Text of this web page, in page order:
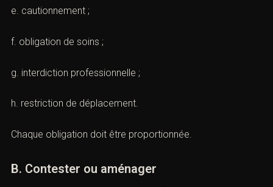
c. obligation de pointage ;
d. remise du passeport ;
e. cautionnement ;
f. obligation de soins ;
g. interdiction professionnelle ;
h. restriction de déplacement.